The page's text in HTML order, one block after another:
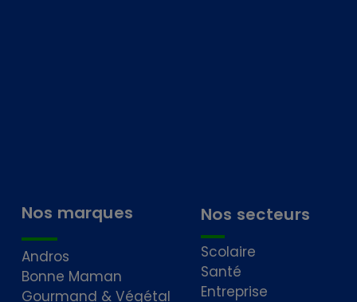
Nos marques
Andros
Bonne Maman
Gourmand & Végétal
Nos secteurs
Scolaire
Santé
Entreprise